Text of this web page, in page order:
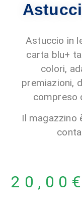
Astuccio in
carta blu+
colori,
premiazioni,
compreso
Il magazzino
20,00 €